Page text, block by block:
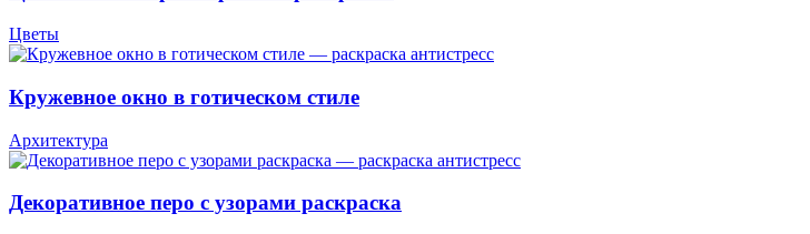
Цветы
Кружевное окно в готическом стиле
Архитектура
Декоративное перо с узорами раскраска